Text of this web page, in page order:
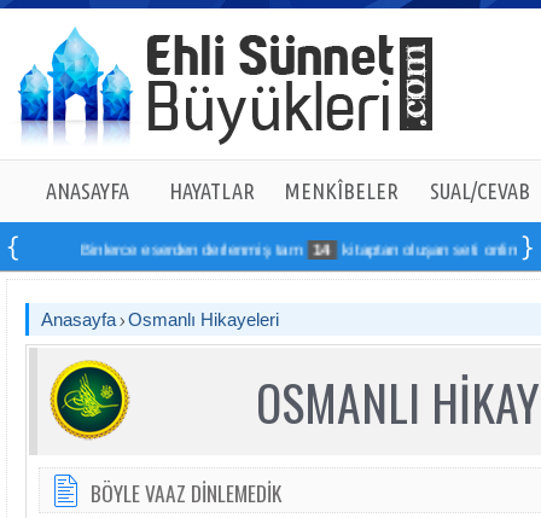
ANASAYFA HAYATLAR MENKÎBELER SUAL/CEVAB
Binlerce eserden derlenmiş tam 14 kitaptan oluşan seti online
Anasayfa Osmanlı Hikayeleri
OSMANLI
BÖYLE VAAZ DİNLEMEDİK